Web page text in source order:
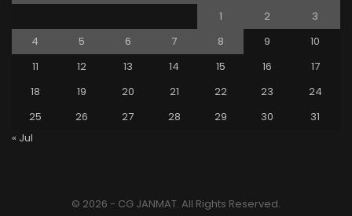
1
2
3
4
5 6 7 8 9
10
11
12 13 14 15 16
17
18
19 20 21 22 23
24
25
26 27 28 29 30
31
« Jul
© 2026 - CG JANMAT. All Rights Reserved.